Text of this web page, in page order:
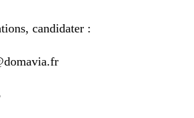
candidater :